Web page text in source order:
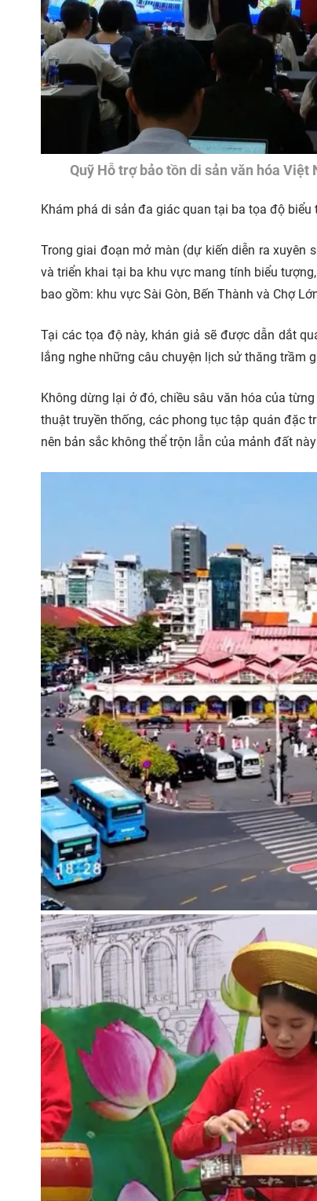
Quỹ Hỗ trợ bảo tồn di sản văn hóa
Khám phá di sản đa giác quan tại ba tọa độ biểu
Trong giai đoạn mở màn (dự kiến diễn ra xuyên
và triển khai tại ba khu vực mang tính biểu
bao gồm: khu vực Sài Gòn, Bến Thành và Chợ
Tại các tọa độ này, khán giả sẽ được dẫn dắt
lắng nghe những câu chuyện lịch sử thăng trầm
Không dừng lại ở đó, chiều sâu văn hóa của
thuật truyền thống, các phong tục tập quán đặc
nên bản sắc không thể trộn lẫn của mảnh đất